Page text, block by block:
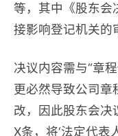
等，其中《股东会
接影响登记机关的
决议内容需与“章
更必然导致公司章
改，因此股东会决
X条，将‘法定代表